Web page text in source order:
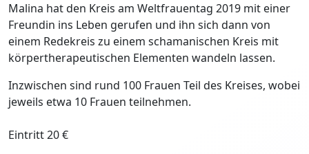
Malina hat den Kreis am Weltfrauentag 2019 mit einer
Freundin ins Leben gerufen und ihn sich dann von
einem Redekreis zu einem schamanischen Kreis mit
körpertherapeutischen Elementen wandeln lassen.
Inzwischen sind rund 100 Frauen Teil des Kreises, wobei
jeweils etwa 10 Frauen teilnehmen.
Eintritt 20 €